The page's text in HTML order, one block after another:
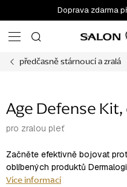
na
obsah
Doprava zdarma
předčasně stárnoucí a zralá
Age Defense
pro zralou pleť
Začněte efektivně bojovat
oblíbených produktů
Více informací